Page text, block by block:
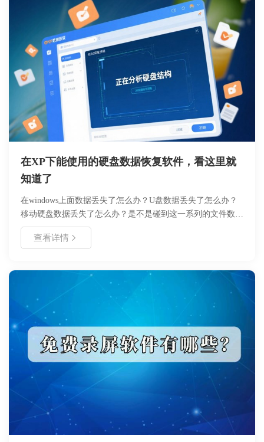
在XP下能使用的硬盘数据恢复软件，看这里就
知道了
在windows上面数据丢失了怎么办？U盘数据丢失了怎么办？
移动硬盘数据丢失了怎么办？是不是碰到这一系列的文件数据
丢失了，不知道怎么找回，焦急万分，十万火急呢。现在市面
上数据恢复软件非常多，而且恢复数据的成功率，每个软件都
基本上放弃维护更新了，使用的用户也在逐渐减少，以至于现
在很多软件都已经不在支持windows xp,甚至在xp 系统上根本
就运行不起来，那么如果在windows xp 数据丢失了，有没办
法能够找回呢？这里小编给你推荐几款能在xp 上运行的数据
恢复软件.请小板凳坐好，细细听小编道来！
查看详情